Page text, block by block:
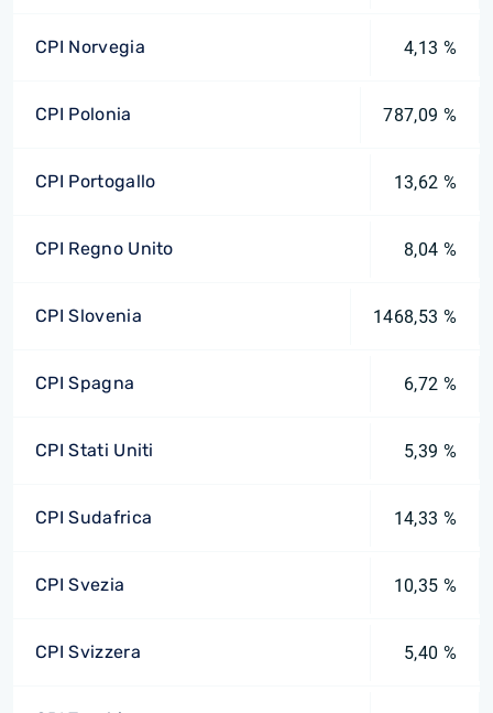
CPI Norvegia 4,13 %
CPI Polonia 787,09 %
CPI Portogallo 13,62 %
CPI Regno Unito 8,04 %
CPI Slovenia 1468,53 %
CPI Spagna 6,72 %
CPI Stati Uniti 5,39 %
CPI Sudafrica 14,33 %
CPI Svezia 10,35 %
CPI Svizzera 5,40 %